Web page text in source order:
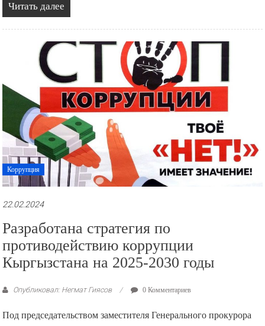
Читать далее
Коррупция
22.02.2024
Разработана стратегия по
противодействию коррупции
Кыргызстана на 2025-2030 годы
Опубликовал: Негмат Гиясов 0 Комментариев
Под председательством заместителя Генерального прокурора